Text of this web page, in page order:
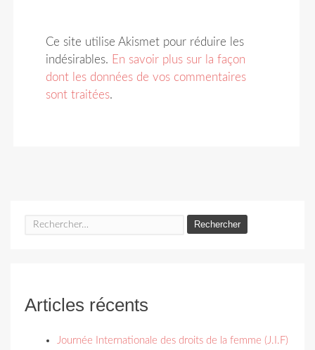
Ce site utilise Akismet pour réduire les
indésirables. En savoir plus sur la façon
dont les données de vos commentaires
sont traitées.
Rechercher :
Articles récents
Journée Internationale des droits de la femme (J.I.F)